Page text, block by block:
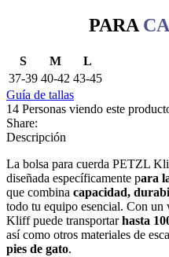
PARA
S M
L
37-39 40-42 43-45
Guía de tallas
14 Personas viendo este
Share:
Descripción
La bolsa para cuerda PETZL
diseñada específicamente para
que combina capacidad,
todo tu equipo esencial. Con un
Kliff puede transportarhasta
así como otros materiales de
pies de gato.